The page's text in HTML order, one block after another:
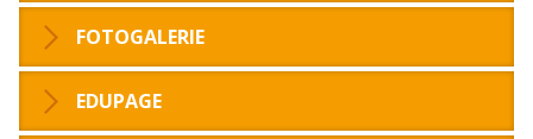
FOTOGALERIE
EDUPAGE